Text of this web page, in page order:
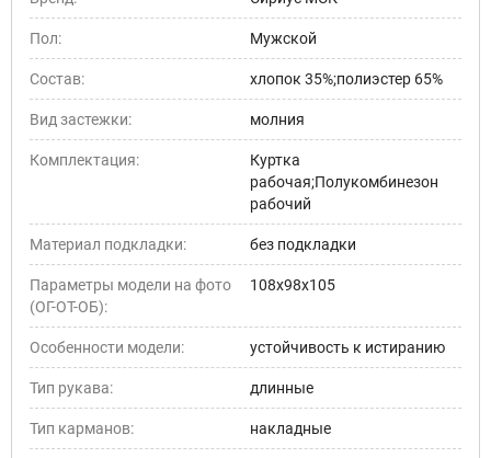
Пол: Мужской
Состав: хлопок 35%;полиэстер 65%
Вид застежки: молния
Комплектация:
Куртка
рабочая;Полукомбинезон
рабочий
Материал подкладки: без подкладки
Параметры модели на фото
(ОГ-ОТ-ОБ):
108х98х105
Особенности модели: устойчивость к истиранию
Тип рукава: длинные
Тип карманов: накладные